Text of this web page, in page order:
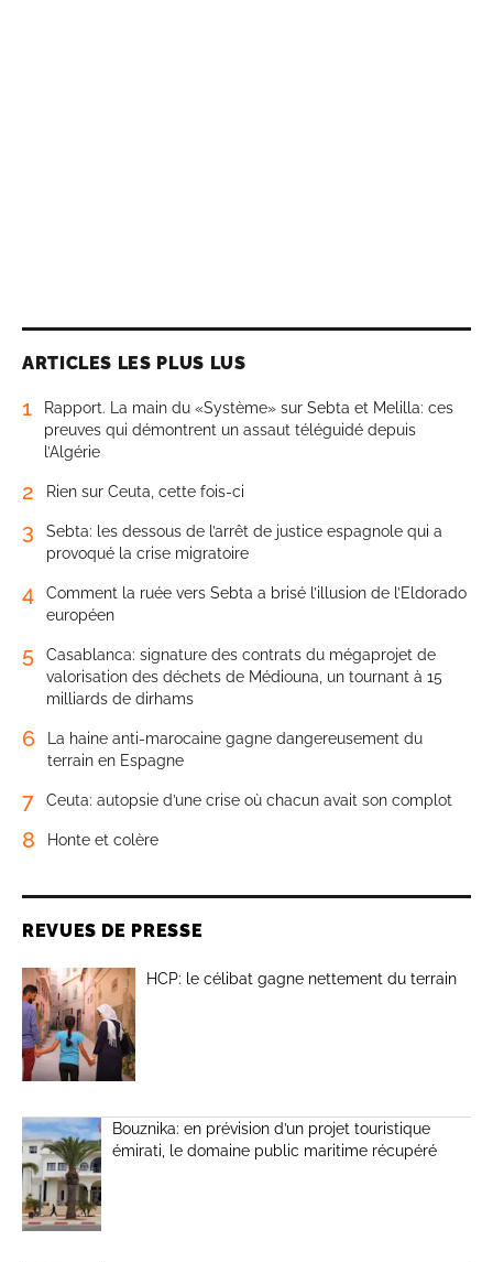
ARTICLES LES PLUS LUS
1
Rapport. La main du «Système» sur Sebta et Melilla: ces
preuves qui démontrent un assaut téléguidé depuis
l’Algérie
2 Rien sur Ceuta, cette fois-ci
3
Sebta: les dessous de l’arrêt de justice espagnole qui a
provoqué la crise migratoire
4
Comment la ruée vers Sebta a brisé l’illusion de l’Eldorado
européen
5
Casablanca: signature des contrats du mégaprojet de
valorisation des déchets de Médiouna, un tournant à 15
milliards de dirhams
6
La haine anti-marocaine gagne dangereusement du
terrain en Espagne
7 Ceuta: autopsie d’une crise où chacun avait son complot
8 Honte et colère
REVUES DE PRESSE
HCP: le célibat gagne nettement du terrain
Bouznika: en prévision d’un projet touristique
émirati, le domaine public maritime récupéré